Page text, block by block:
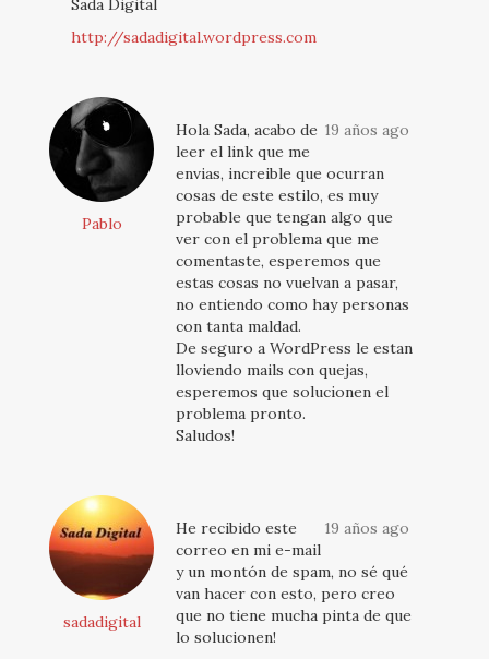
Sada Digital
http://sadadigital.wordpress.com
Pablo
19 años ago
Hola Sada, acabo de
leer el link que me
envias, increible que ocurran
cosas de este estilo, es muy
probable que tengan algo que
ver con el problema que me
comentaste, esperemos que
estas cosas no vuelvan a pasar,
no entiendo como hay personas
con tanta maldad.
De seguro a WordPress le estan
lloviendo mails con quejas,
esperemos que solucionen el
problema pronto.
Saludos!
sadadigital
19 años ago
He recibido este
correo en mi e-mail
y un montón de spam, no sé qué
van hacer con esto, pero creo
que no tiene mucha pinta de que
lo solucionen!